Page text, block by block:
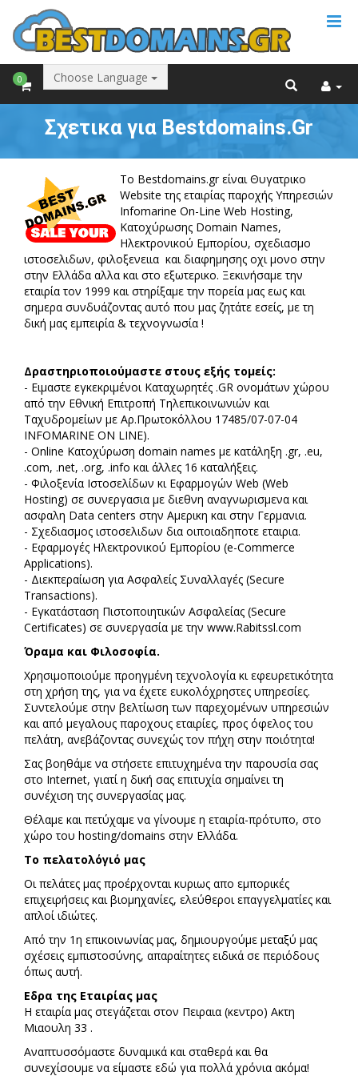
0 Choose Language
Σχετικα για Bestdomains.Gr
To Bestdomains.gr είναι Θυγατρικο
Website της εταιρίας παροχής Υπηρεσιών
Infomarine On-Line Web Hosting,
Kατοχύρωσης Domain Names,
Ηλεκτρονικού Εμπορίου, σχεδιασμο
ιστοσελιδων, φιλοξενειια και διαφημησης οχι μονο στην
στην Ελλάδα αλλα και στο εξωτερικο. Ξεκινήσαμε την
εταιρία τον 1999 και στηρίξαμε την πορεία μας εως και
σημερα συνδυάζοντας αυτό που μας ζητάτε εσείς, με τη
δική μας εμπειρία & τεχνογνωσία !
Δραστηριοποιούμαστε στους εξής τομείς:
- Ειμαστε εγκεκριμένοι Καταχωρητές .GR ονομάτων χώρου
από την Εθνική Επιτροπή Τηλεπικοινωνιών και
Ταχυδρομείων με Αρ.Πρωτοκόλλου 17485/07-07-04
INFOMARINE ON LINE).
- Online Κατοχύρωση domain names με κατάληξη .gr, .eu,
.com, .net, .org, .info και άλλες 16 καταλήξεις.
- Φιλοξενία Ιστοσελίδων κι Εφαρμογών Web (Web
Hosting) σε συνεργασια με διεθνη αναγνωρισμενα και
ασφαλη Data centers στην Αμερικη και στην Γερμανια.
- Σχεδιασμος ιστοσελιδων δια οιποιαδηποτε εταιρια.
- Εφαρμογές Ηλεκτρονικού Εμπορίου (e-Commerce
Applications).
- Διεκπεραίωση για Ασφαλείς Συναλλαγές (Secure
Transactions).
- Εγκατάσταση Πιστοποιητικών Ασφαλείας (Secure
Certificates) σε συνεργασία με την www.Rabitssl.com
Όραμα και Φιλοσοφία.
Χρησιµοποιούμε προηγµένη τεχνολογία κι εφευρετικότητα
στη χρήση της, για να έχετε ευκολόχρηστες υπηρεσίες.
Συντελούμε στην βελτίωση των παρεχομένων υπηρεσιών
και από μεγαλους παροχους εταιρίες, προς όφελος του
πελάτη, ανεβάζοντας συνεχώς τον πήχη στην ποιότητα!
Σας βοηθάμε να στήσετε επιτυχημένα την παρουσία σας
στο Internet, γιατί η δική σας επιτυχία σημαίνει τη
συνέχιση της συνεργασίας μας.
Θέλαμε και πετύχαμε να γίνουμε η εταιρία-πρότυπο, στο
χώρο του hosting/domains στην Ελλάδα.
Το πελατολόγιό μας
Οι πελάτες μας προέρχονται κυριως απο εμπορικές
επιχειρήσεις και βιομηχανίες, ελεύθεροι επαγγελματίες και
απλοί ιδιώτες.
Από την 1η επικοινωνίας μας, δημιουργούμε μεταξύ μας
σχέσεις εμπιστοσύνης, απαραίτητες ειδικά σε περιόδους
όπως αυτή.
Eδρα της Εταιρίας μας
H εταιρία μας στεγάζεται στον Πειραια (κεντρο) Ακτη
Μιαουλη 33 .
Αναπτυσσόμαστε δυναμικά και σταθερά και θα
συνεχίσουμε να είμαστε εδώ για πολλά χρόνια ακόμα!